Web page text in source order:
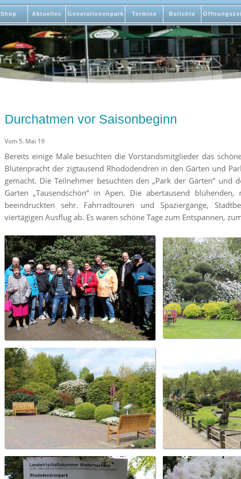
Shop Aktuelles Generationenpark Termine Berichte
Durchatmen vor Saisonbeginn
Vom 5. Mai 19
Bereits einige Male besuchten die Vorstandsmitglieder das
Blütenpracht der zigtausend Rhododendren in den Gärten und
gemacht. Die Teilnehmer besuchten den „Park der Gärten“ und
Garten „Tausendschön“ in Apen. Die abertausend
beeindruckten sehr. Fahrradtouren und Spaziergänge,
viertägigen Ausflug ab. Es waren schöne Tage zum Entspannen,